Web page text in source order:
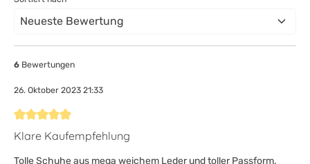
6 Bewertungen
26. Oktober 2023 21:33
Bewertung mit 5 von 5 Sternen
Klare Kaufempfehlung
Tolle Schuhe aus mega weichem Leder und toller Passform.